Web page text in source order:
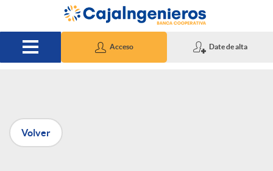
Saltar al contenido principal
Acceso Date de alta
P
u
Volver